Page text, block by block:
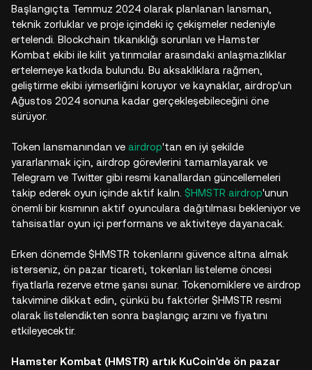
Başlangıçta Temmuz 2024 olarak planlanan lansman,
teknik zorluklar ve proje içindeki iç çekişmeler nedeniyle
ertelendi. Blockchain tıkanıklığı sorunları ve Hamster
Kombat ekibi ile kilit yatırımcılar arasındaki anlaşmazlıklar
ertelemeye katkıda bulundu. Bu aksaklıklara rağmen,
geliştirme ekibi iyimserliğini koruyor ve kaynaklar, airdrop'un
Ağustos 2024 sonuna kadar gerçekleşebileceğini öne
sürüyor.
Token lansmanından ve airdrop'tan en iyi şekilde
yararlanmak için, airdrop görevlerini tamamlayarak ve
Telegram ve Twitter gibi resmi kanallardan güncellemeleri
takip ederek oyun içinde aktif kalın. $HMSTR airdrop'unun
önemli bir kısmının aktif oyunculara dağıtılması bekleniyor ve
tahsisatlar oyun içi performans ve aktiviteye dayanacak.
Erken dönemde $HMSTR tokenlarını güvence altına almak
isterseniz, ön pazar ticareti, tokenları listeleme öncesi
fiyatlarla rezerve etme şansı sunar. Tokenomiklere ve airdrop
takvimine dikkat edin, çünkü bu faktörler $HMSTR resmi
olarak listelendikten sonra başlangıç arzını ve fiyatını
etkileyecektir.
Hamster Kombat (HMSTR) artık KuCoin'de ön pazar